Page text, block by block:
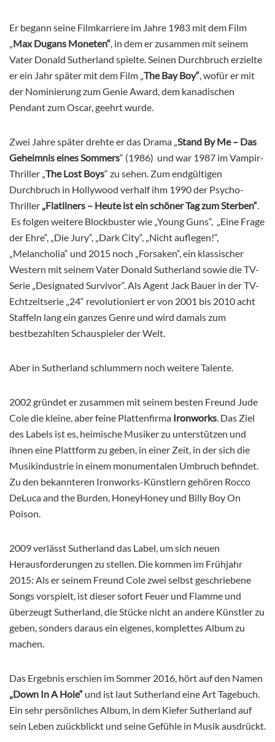
Er begann seine Filmkarriere im Jahre 1983 mit dem Film
„Max Dugans Moneten“, in dem er zusammen mit seinem
Vater Donald Sutherland spielte. Seinen Durchbruch erzielte
er ein Jahr später mit dem Film „The Bay Boy“, wofür er mit
der Nominierung zum Genie Award, dem kanadischen
Pendant zum Oscar, geehrt wurde.
Zwei Jahre später drehte er das Drama „Stand By Me – Das
Geheimnis eines Sommers“ (1986) und war 1987 im Vampir-
Thriller „The Lost Boys“ zu sehen. Zum endgültigen
Durchbruch in Hollywood verhalf ihm 1990 der Psycho-
Thriller „Flatliners – Heute ist ein schöner Tag zum Sterben“.
Es folgen weitere Blockbuster wie „Young Guns“, „Eine Frage
der Ehre“, „Die Jury“, „Dark City“, „Nicht auflegen!“,
„Melancholia“ und 2015 noch „Forsaken“, ein klassischer
Western mit seinem Vater Donald Sutherland sowie die TV-
Serie „Designated Survivor“. Als Agent Jack Bauer in der TV-
Echtzeitserie „24“ revolutioniert er von 2001 bis 2010 acht
Staffeln lang ein ganzes Genre und wird damals zum
bestbezahlten Schauspieler der Welt.
Aber in Sutherland schlummern noch weitere Talente.
2002 gründet er zusammen mit seinem besten Freund Jude
Cole die kleine, aber feine Plattenfirma Ironworks. Das Ziel
des Labels ist es, heimische Musiker zu unterstützen und
ihnen eine Plattform zu geben, in einer Zeit, in der sich die
Musikindustrie in einem monumentalen Umbruch befindet.
Zu den bekannteren Ironworks-Künstlern gehören Rocco
DeLuca and the Burden, HoneyHoney und Billy Boy On
Poison.
2009 verlässt Sutherland das Label, um sich neuen
Herausforderungen zu stellen. Die kommen im Frühjahr
2015: Als er seinem Freund Cole zwei selbst geschriebene
Songs vorspielt, ist dieser sofort Feuer und Flamme und
überzeugt Sutherland, die Stücke nicht an andere Künstler zu
geben, sonders daraus ein eigenes, komplettes Album zu
machen.
Das Ergebnis erschien im Sommer 2016, hört auf den Namen
„Down In A Hole“ und ist laut Sutherland eine Art Tagebuch.
Ein sehr persönliches Album, in dem Kiefer Sutherland auf
sein Leben zuückblickt und seine Gefühle in Musik ausdrückt.